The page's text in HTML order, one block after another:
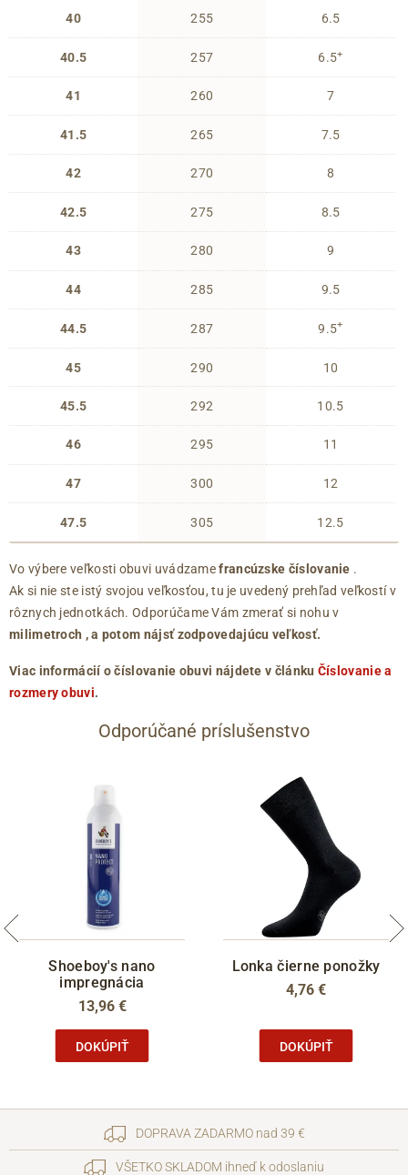
40
40.5
41
41.5
42
42.5
43
44
44.5
45
45.5
46
47
47.5
255
257
260
265
270
275
280
285
287
290
292
295
300
305
6.5
6.5+
7
7.5
8
8.5
9
9.5
9.5+
10
10.5
11
12
12.5
Vo výbere veľkosti obuvi uvádzamefrancúzske číslovanie .
Ak si nie ste istý svojou veľkosťou, tu je uvedený prehľad veľkostí v
rôznych jednotkách. Odporúčame Vám zmerať si nohu v
milimetroch , a potom nájsť zodpovedajúcu veľkosť.
Viac informácií o číslovanie obuvi nájdete v článku Číslovanie a
rozmery obuvi.
Odporúčané príslušenstvo
Shoeboy's nano
impregnácia
13,96 €
DOKÚPIŤ
Lonka čierne ponožky
4,76 €
DOKÚPIŤ
DOPRAVA ZADARMO nad 39 €
VŠETKO SKLADOM ihneď k odoslaniu